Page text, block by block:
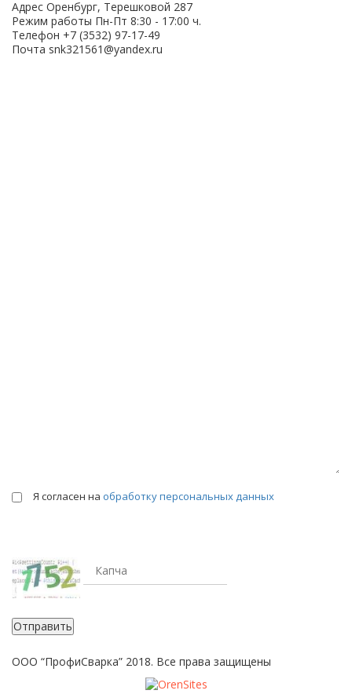
Адрес Оренбург, Терешковой 287
Режим работы Пн-Пт 8:30 - 17:00 ч.
Телефон +7 (3532) 97-17-49
Почта snk321561@yandex.ru
Я согласен на обработку персональных данных
Отправить
ООО “ПрофиСварка” 2018. Все права защищены